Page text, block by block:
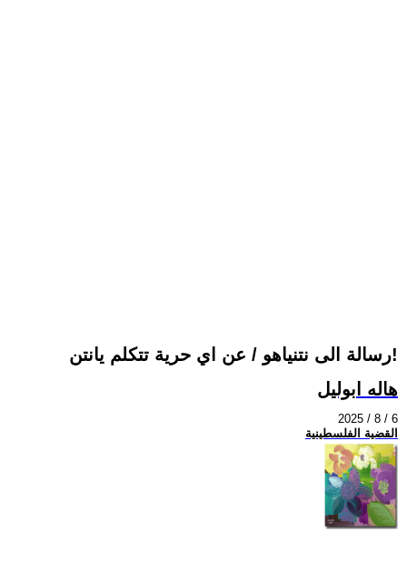
رسالة الى نتنياهو / عن اي حرية تتكلم يانتن!
هاله ابوليل
2025 / 8 / 6
القضية الفلسطينية